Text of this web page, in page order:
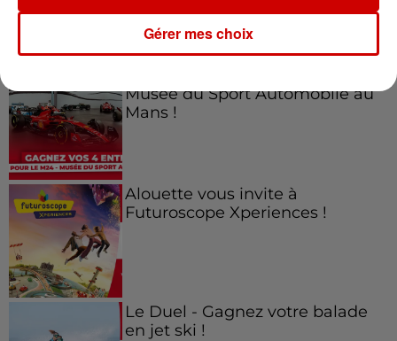
Musée du Sport Automobile au
Mans !
Alouette vous invite à
Futuroscope Xperiences !
Le Duel - Gagnez votre balade
en jet ski !
Gérer mes choix